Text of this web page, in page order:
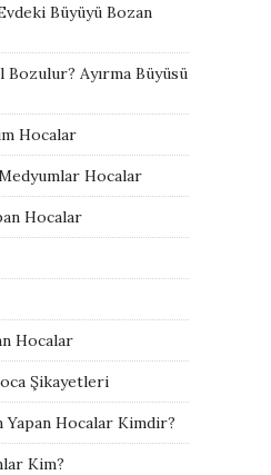
Büyüyü Bozan
Bozulur? Ayırma Büyüsü
Hocalar
Hocalar
Hocalar
Hocalar
Şikayetleri
Yapan Hocalar Kimdir?
Kim?